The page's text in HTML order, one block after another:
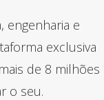
engenharia e
exclusiva
de 8 milhões
o seu.